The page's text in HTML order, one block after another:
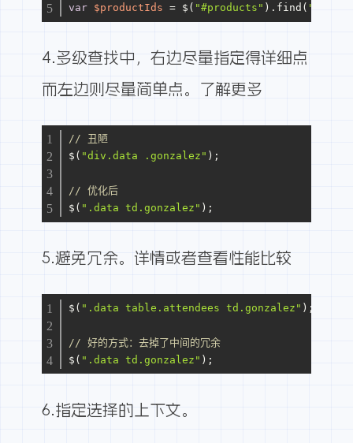
var $productIds = $( "#products" ).find(
4.多级查找中，右边尽量指定得详细点
而左边则尽量简单点。
了解更多
// 丑陋
$( "div.data .gonzalez" );
// 优化后
$( ".data td.gonzalez" );
5.避免冗余。 详情或者查看性能比较
$( ".data table.attendees td.gonzalez" );
// 好的方式：去掉了中间的冗余
$( ".data td.gonzalez" );
6.指定选择的上下文。